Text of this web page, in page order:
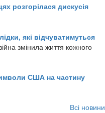
розгорілася дискусія
які відчуватимуться
змінила життя кожного
США на частину
Всі новини